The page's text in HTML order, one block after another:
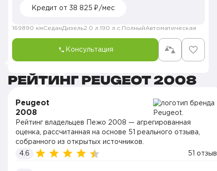
Кредит от 38 825 ₽/мес
169890 кмСеданДизель2.0 л.190 л.с. ПолныйАвтоматическая
Консультация
РЕЙТИНГ PEUGEOT 2008
Peugeot
2008
Рейтинг владельцев Пежо 2008 — агрегированная
оценка, рассчитанная на основе 51 реального отзыва,
собранного из открытых источников.
4.6
51 отзыв